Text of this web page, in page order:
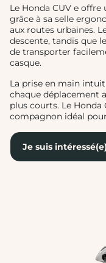
Le Honda CUV e
grâce à sa selle
aux routes urbaines.
descente, tandis que
de transporter
casque.
La prise en main
chaque déplacement
plus courts. Le Honda
compagnon idéal
Je suis intéressé(e)